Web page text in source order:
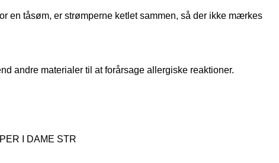
en tåsøm, er strømperne ketlet sammen, så der ikke mærkes
andre materialer til at forårsage allergiske reaktioner.
I DAME STR